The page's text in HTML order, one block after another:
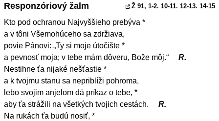
Responzóriový žalm Ž 91, 1-2. 10-11. 12-13. 14-15
Kto pod ochranou Najvyššieho prebýva *
a v tôni Všemohúceho sa zdržiava,
povie Pánovi: „Ty si moje útočište *
a pevnosť moja; v tebe mám dôveru, Bože môj.“
R.
Nestihne ťa nijaké nešťastie *
a k tvojmu stanu sa nepriblíži pohroma,
lebo svojim anjelom dá príkaz o tebe, *
aby ťa strážili na všetkých tvojich cestách.
R.
Na rukách ťa budú nosiť, *